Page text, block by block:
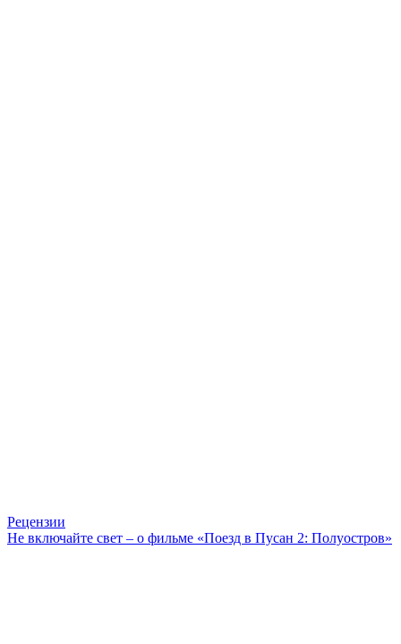
Рецензии
Не включайте свет – о фильме «Поезд в Пусан 2: Полуостров»